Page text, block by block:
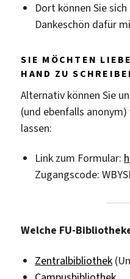
Dort können Sie
Dankeschön dafür
SIE MÖCHTEN
HAND ZU
Alternativ können Sie
(und ebenfalls
lassen:
Link zum Formular:
Zugangscode:
Welche FU-
Zentralbibliothek